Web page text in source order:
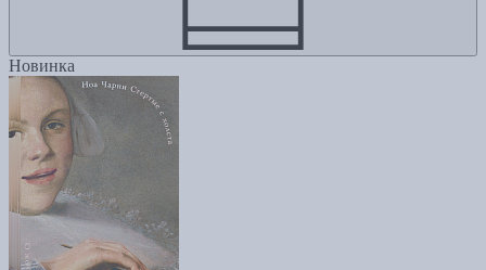
Новинка